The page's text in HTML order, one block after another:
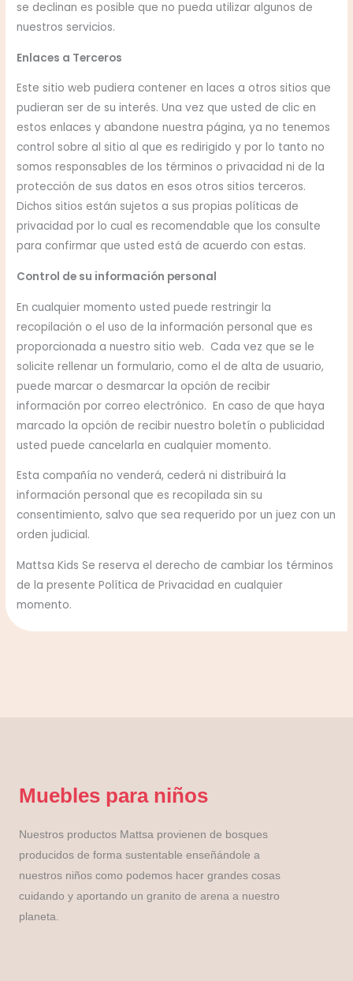
se declinan es posible que no pueda utilizar algunos de
nuestros servicios.
Enlaces a Terceros
Este sitio web pudiera contener en laces a otros sitios que
pudieran ser de su interés. Una vez que usted de clic en
estos enlaces y abandone nuestra página, ya no tenemos
control sobre al sitio al que es redirigido y por lo tanto no
somos responsables de los términos o privacidad ni de la
protección de sus datos en esos otros sitios terceros.
Dichos sitios están sujetos a sus propias políticas de
privacidad por lo cual es recomendable que los consulte
para confirmar que usted está de acuerdo con estas.
Control de su información personal
En cualquier momento usted puede restringir la
recopilación o el uso de la información personal que es
proporcionada a nuestro sitio web. Cada vez que se le
solicite rellenar un formulario, como el de alta de usuario,
puede marcar o desmarcar la opción de recibir
información por correo electrónico. En caso de que haya
marcado la opción de recibir nuestro boletín o publicidad
usted puede cancelarla en cualquier momento.
Esta compañía no venderá, cederá ni distribuirá la
información personal que es recopilada sin su
consentimiento, salvo que sea requerido por un juez con un
orden judicial.
Mattsa Kids Se reserva el derecho de cambiar los términos
de la presente Política de Privacidad en cualquier
momento.
Muebles para niños
Nuestros productos Mattsa provienen de bosques
producidos de forma sustentable enseñándole a
nuestros niños como podemos hacer grandes cosas
cuidando y aportando un granito de arena a nuestro
planeta.